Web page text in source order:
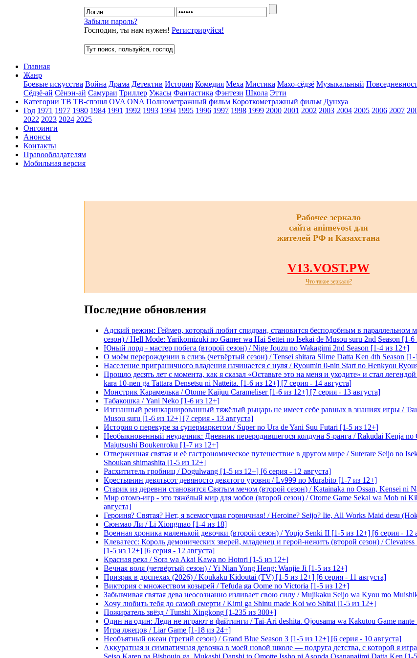
Забыли пароль?
Господин, ты нам нужен! Регистрируйся!
Главная
Жанр
Боевые искусства Война Драма Детектив История Комедия Меха Мистика Махо-сёдзё Музыкальный
Сёдзё-ай Сёнэн-ай Самураи Триллер Ужасы Фантастика Фэнтези Школа Этти
Категории ТВ ТВ-спэшл OVA ONA Полнометражный фильм Короткометражный фильм Дунхуа
Год 1971 1977 1980 1984 1991 1992 1993 1994 1995 1996 1997 1998 1999 2000 2001 2002 2003 2004 2005 2006 2007
2022 2023 2024 2025
Онгоинги
Анонсы
Контакты
Правообладателям
Мобильная версия
Рабочее зеркало
сайта animevost для
жителей РФ и Казахстана
V13.VOST.PW
Что такое зеркало?
Последние обновления
Адский режим: Геймер, который любит спидран, становится бесподобным в параллельном
сезон) / Hell Mode: Yarikomizuki no Gamer wa Hai Settei no Isekai de Musou suru 2nd Season [1-6
Юный лорд - мастер побега (второй сезон) / Nige Jouzu no Wakagimi 2nd Season [1-4 из 12+]
О моём перерождении в слизь (четвёртый сезон) / Tensei shitara Slime Datta Ken 4th Season
Население приграничного владения начинается с нуля / Ryoumin 0-nin Start no Henkyou
Прошло десять лет с момента, как я сказал «Оставьте это на меня и уходите» и стал
kara 10-nen ga Tattara Densetsu ni Natteita. [1-6 из 12+] [7 серия - 14 августа]
Монстрик Карамелька / Otome Kaijuu Carameliser [1-6 из 12+] [7 серия - 13 августа]
Табакошка / Yani Neko [1-6 из 12+]
Изгнанный реинкарнированный тяжёлый рыцарь не имеет себе равных в знаниях игры /
Musou suru [1-6 из 12+] [7 серия - 13 августа]
История о перекуре за супермаркетом / Super no Ura de Yani Suu Futari [1-5 из 12+]
Необыкновенный неудачник: Дневник переродившегося колдуна S-ранга / Rakudai Kenja no
Majutsushi Boukenroku [1-7 из 12+]
Отверженная святая и её гастрономическое путешествие в другом мире / Suterare Seijo no
Shoukan shimashita [1-5 из 12+]
Расхититель гробниц / Dogulwang [1-5 из 12+] [6 серия - 12 августа]
Крестьянин девятьсот девяносто девятого уровня / Lv999 no Murabito [1-7 из 12+]
Старик из деревни становится Святым мечом (второй сезон) / Katainaka no Ossan, Kensei ni
Мир отомэ-игр - это тяжёлый мир для мобов (второй сезон) / Otome Game Sekai wa Mob ni
августа]
Героиня? Святая? Нет, я всемогущая горничная! / Heroine? Seijo? Iie, All Works Maid desu
Сюнмао Ли / Li Xiongmao [1-4 из 18]
Военная хроника маленькой девочки (второй сезон) / Youjo Senki II [1-5 из 12+] [6 серия - 12
Клеватесс: Король демонических зверей, младенец и герой-нежить (второй сезон) /
[1-5 из 12+] [6 серия - 12 августа]
Красная река / Sora wa Akai Kawa no Hotori [1-5 из 12+]
Вечная воля (четвёртый сезон) / Yi Nian Yong Heng: Wanjie Ji [1-5 из 12+]
Призрак в доспехах (2026) / Koukaku Kidoutai (TV) [1-5 из 12+] [6 серия - 11 августа]
Виктория с множеством козырей / Tefuda ga Oome no Victoria [1-5 из 12+]
Забывчивая святая дева неосознанно изливает свою силу / Mujikaku Seijo wa Kyou mo
Хочу любить тебя до самой смерти / Kimi ga Shinu made Koi wo Shitai [1-5 из 12+]
Пожиратель звёзд / Tunshi Xingkong [1-235 из 300+]
Один на один: Леди не играют в файтинги / Tai-Ari deshita. Ojousama wa Kakutou Game nante
Игра лжецов / Liar Game [1-18 из 24+]
Необъятный океан (третий сезон) / Grand Blue Season 3 [1-5 из 12+] [6 серия - 10 августа]
Аккуратная и симпатичная девочка в моей новой школе — подруга детства, с которой я
Seiso Karen na Bishoujo ga, Mukashi Danshi to Omotte Issho ni Asonda Osananajimi Datta Ken [1-